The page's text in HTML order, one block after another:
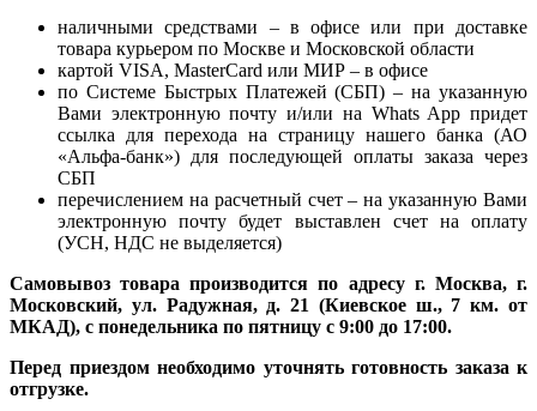
наличными средствами – в офисе или при доставке
товара курьером по Москве и Московской области
картой VISA, MasterCard или МИР – в офисе
по Системе Быстрых Платежей (СБП) – на указанную
Вами электронную почту и/или на Whats App придет
ссылка для перехода на страницу нашего банка (АО
«Альфа-банк») для последующей оплаты заказа через
СБП
перечислением на расчетный счет – на указанную Вами
электронную почту будет выставлен счет на оплату
(УСН, НДС не выделяется)
Самовывоз товара производится по адресу г. Москва, г.
Московский, ул. Радужная, д. 21 (Киевское ш., 7 км. от
МКАД), с понедельника по пятницу с 9:00 до 17:00.
Перед приездом необходимо уточнять готовность заказа к
отгрузке.